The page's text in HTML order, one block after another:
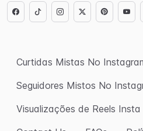
Curtidas Mistas No
Seguidores Mistos No
Visualizações de Reels Insta